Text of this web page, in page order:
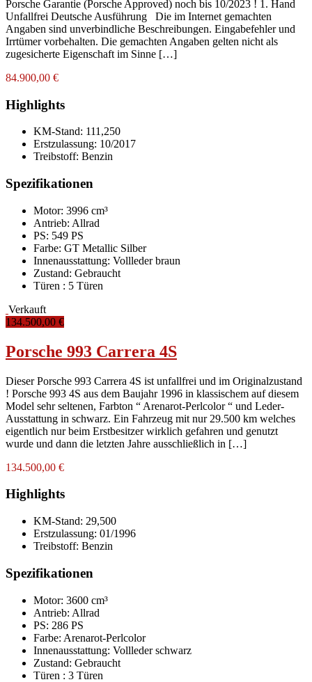
Porsche Garantie (Porsche Approved) noch bis 10/2023 ! 1. Hand
Unfallfrei Deutsche Ausführung Die im Internet gemachten
Angaben sind unverbindliche Beschreibungen. Eingabefehler und
Irrtümer vorbehalten. Die gemachten Angaben gelten nicht als
zugesicherte Eigenschaft im Sinne […]
84.900,00 €
Highlights
KM-Stand: 111,250
Erstzulassung: 10/2017
Treibstoff: Benzin
Spezifikationen
Motor: 3996 cm³
Antrieb: Allrad
PS: 549 PS
Farbe: GT Metallic Silber
Innenausstattung: Vollleder braun
Zustand: Gebraucht
Türen : 5 Türen
Verkauft
134.500,00 €
Porsche 993 Carrera 4S
Dieser Porsche 993 Carrera 4S ist unfallfrei und im Originalzustand
! Porsche 993 4S aus dem Baujahr 1996 in klassischem auf diesem
Model sehr seltenen, Farbton “ Arenarot-Perlcolor “ und Leder-
Ausstattung in schwarz. Ein Fahrzeug mit nur 29.500 km welches
eigentlich nur beim Erstbesitzer wirklich gefahren und genutzt
wurde und dann die letzten Jahre ausschließlich in […]
134.500,00 €
Highlights
KM-Stand: 29,500
Erstzulassung: 01/1996
Treibstoff: Benzin
Spezifikationen
Motor: 3600 cm³
Antrieb: Allrad
PS: 286 PS
Farbe: Arenarot-Perlcolor
Innenausstattung: Vollleder schwarz
Zustand: Gebraucht
Türen : 3 Türen